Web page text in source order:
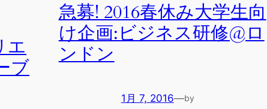
エ
ブ
急募! 2016春休み大学生向
け企画:ビジネス研修@ロ
ンドン
1月 7, 2016—by